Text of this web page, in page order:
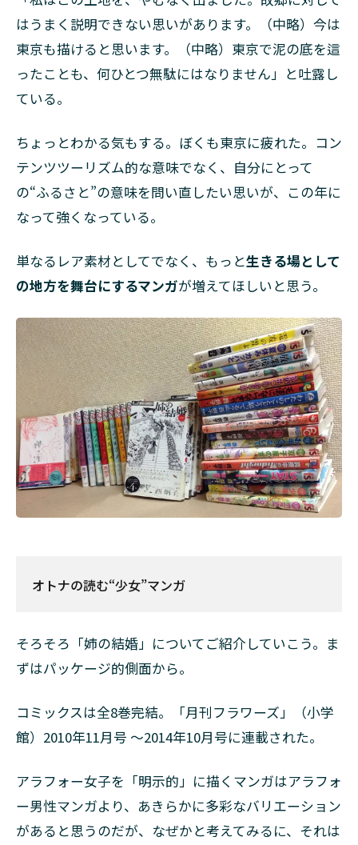
はうまく説明できない思いがあります。（中略）今は
東京も描けると思います。（中略）東京で泥の底を這
ったことも、何ひとつ無駄にはなりません」と吐露し
ている。
ちょっとわかる気もする。ぼくも東京に疲れた。コン
テンツツーリズム的な意味でなく、自分にとって
の“ふるさと”の意味を問い直したい思いが、この年に
なって強くなっている。
単なるレア素材としてでなく、もっと生きる場として
の地方を舞台にするマンガが増えてほしいと思う。
オトナの読む“少女”マンガ
そろそろ「姉の結婚」についてご紹介していこう。ま
ずはパッケージ的側面から。
コミックスは全8巻完結。「月刊フラワーズ」（小学
館）2010年11月号 ～2014年10月号に連載された。
アラフォー女子を「明示的」に描くマンガはアラフォ
ー男性マンガより、あきらかに多彩なバリエーション
があると思うのだが、なぜかと考えてみるに、それは